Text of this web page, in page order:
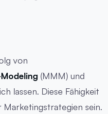
von
(MMM) und
lassen. Diese Fähigkeit
sein.